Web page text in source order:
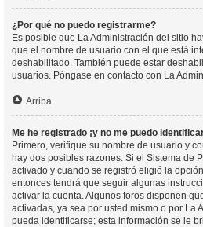
¿Por qué no puedo registrarme?
Es posible que La Administración del sitio
que el nombre de usuario con el que está
deshabilitado. También puede estar
usuarios. Póngase en contacto con La
Arriba
Me he registrado ¡y no me puedo
Primero, verifique su nombre de usuario y
hay dos posibles razones. Si el Sistema de
activado y cuando se registró eligió la opción
entonces tendrá que seguir algunas
activar la cuenta. Algunos foros disponen
activadas, ya sea por usted mismo o por La
pueda identificarse; esta información se le